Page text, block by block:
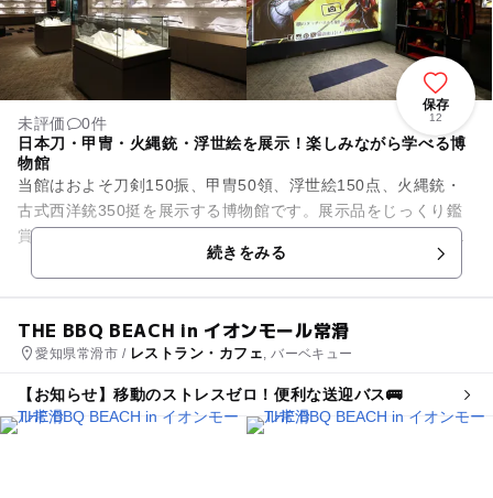
保存
12
未評価
0件
日本刀・甲冑・火縄銃・浮世絵を展示！楽しみながら学べる博
物館
当館はおよそ刀剣150振、甲冑50領、浮世絵150点、火縄銃・
古式西洋銃350挺を展示する博物館です。展示品をじっくり鑑
賞して基礎から学べるほか、体験展示や映像シアター、武将に
続きをみる
THE BBQ BEACH in イオンモール常滑
愛知県常滑市 / レストラン・カフェ, バーベキュー
【お知らせ】移動のストレスゼロ！便利な送迎バス🚌